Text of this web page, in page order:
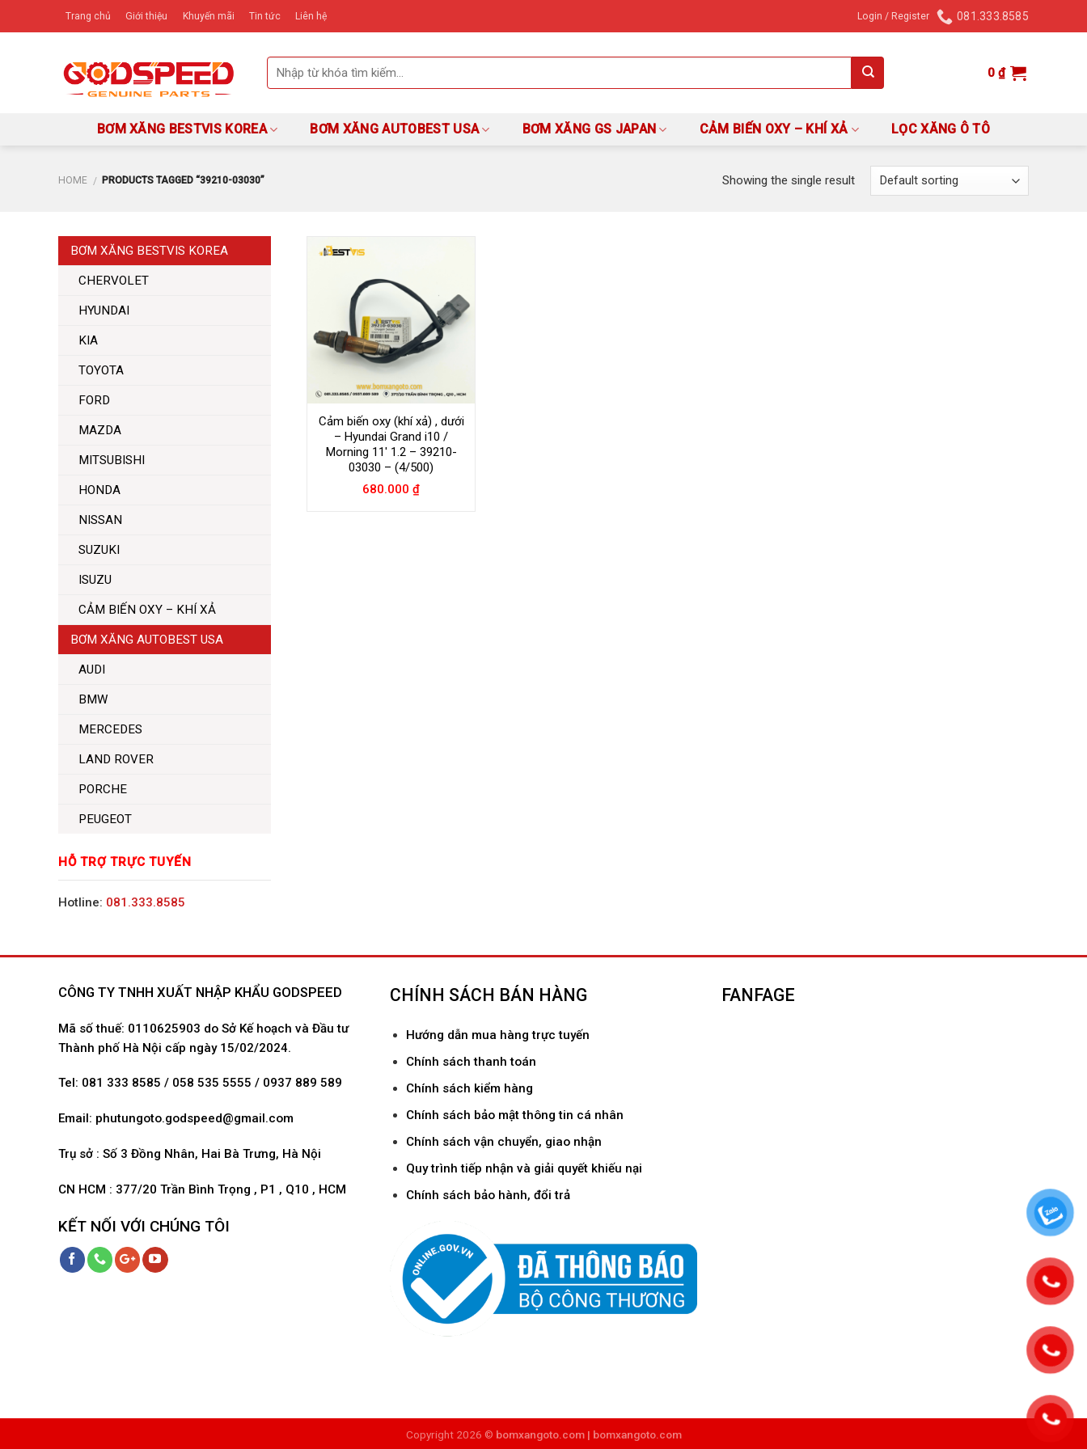
Trang chủ Giới thiệu Khuyến mãi Tin tức Liên hệ Login / Register 081.333.8585
0₫
BƠM XĂNG BESTVIS KOREA BƠM XĂNG AUTOBEST USA BƠM XĂNG GS JAPAN CẢM BIẾN OXY – KHÍ XẢ LỌC XĂNG Ô TÔ
HOME / PRODUCTS TAGGED “39210-03030” Showing the single result
BƠM XĂNG BESTVIS KOREA
CHERVOLET
HYUNDAI
KIA
TOYOTA
FORD
MAZDA
MITSUBISHI
HONDA
NISSAN
SUZUKI
ISUZU
CẢM BIẾN OXY – KHÍ XẢ
BƠM XĂNG AUTOBEST USA
AUDI
BMW
MERCEDES
LAND ROVER
PORCHE
PEUGEOT
HỖ TRỢ TRỰC TUYẾN
Hotline: 081.333.8585
Cảm biến oxy (khí xả) , dưới
– Hyundai Grand i10 /
Morning 11′ 1.2 – 39210-
03030 – (4/500)
680.000₫
CÔNG TY TNHH XUẤT NHẬP KHẨU GODSPEED
Mã số thuế: 0110625903 do Sở Kế hoạch và Đầu tư
Thành phố Hà Nội cấp ngày 15/02/2024.
Tel: 081 333 8585 / 058 535 5555 / 0937 889 589
Email: phutungoto.godspeed@gmail.com
Trụ sở : Số 3 Đồng Nhân, Hai Bà Trưng, Hà Nội
CN HCM : 377/20 Trần Bình Trọng , P1 , Q10 , HCM
KẾT NỐI VỚI CHÚNG TÔI
CHÍNH SÁCH BÁN HÀNG
Hướng dẫn mua hàng trực tuyến
Chính sách thanh toán
Chính sách kiểm hàng
Chính sách bảo mật thông tin cá nhân
Chính sách vận chuyển, giao nhận
Quy trình tiếp nhận và giải quyết khiếu nại
Chính sách bảo hành, đổi trả
FANFAGE
Copyright 2026 © bomxangoto.com | bomxangoto.com